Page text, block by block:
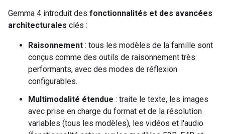
Gemma 4 introduit des fonctionnalités et des avancées
architecturales clés :
Raisonnement : tous les modèles de la famille sont
conçus comme des outils de raisonnement très
performants, avec des modes de réflexion
configurables.
Multimodalité étendue : traite le texte, les images
avec prise en charge du format et de la résolution
variables (tous les modèles), les vidéos et l'audio